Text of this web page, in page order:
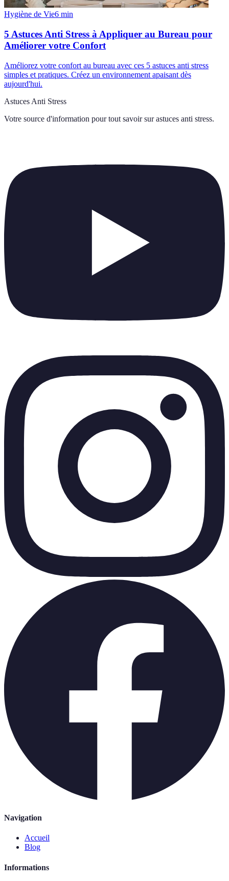
Hygiène de Vie6 min
5 Astuces Anti Stress à Appliquer au Bureau pour
Améliorer votre Confort
Améliorez votre confort au bureau avec ces 5 astuces anti stress
simples et pratiques. Créez un environnement apaisant dès
aujourd'hui.
Astuces Anti Stress
Votre source d'information pour tout savoir sur astuces anti stress.
Navigation
Accueil
Blog
Informations